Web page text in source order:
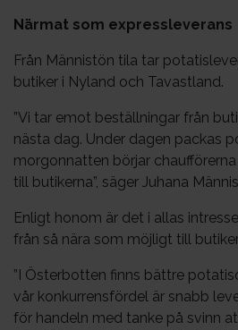
Närmat som expressleverans
Från Männistön tila tar
butiker i Nyland och Tavastland.
”Vi tar emot beställningar från
nästa dag. Under dagen packas
morgonnatten börjar
till butikerna”, säger Juhana
Enligt honom är det i allas
från så nära som möjligt till
”I Österbotten finns bättre
vår konkurrensfördel är snabb
för handeln med tanke på svinn